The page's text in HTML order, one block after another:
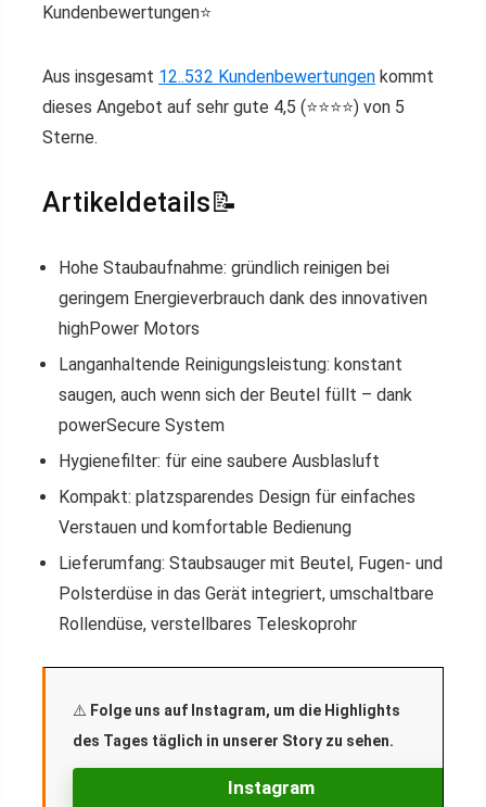
Kundenbewertungen⭐️
Aus insgesamt 12..532 Kundenbewertungen kommt
dieses Angebot auf sehr gute 4,5 (⭐️⭐️⭐️⭐️) von 5
Sterne.
Artikeldetails📝
Hohe Staubaufnahme: gründlich reinigen bei
geringem Energieverbrauch dank des innovativen
highPower Motors
Langanhaltende Reinigungsleistung: konstant
saugen, auch wenn sich der Beutel füllt – dank
powerSecure System
Hygienefilter: für eine saubere Ausblasluft
Kompakt: platzsparendes Design für einfaches
Verstauen und komfortable Bedienung
Lieferumfang: Staubsauger mit Beutel, Fugen- und
Polsterdüse in das Gerät integriert, umschaltbare
Rollendüse, verstellbares Teleskoprohr
Instagram
⚠️ Folge uns auf Instagram, um die Highlights
des Tages täglich in unserer Story zu sehen.